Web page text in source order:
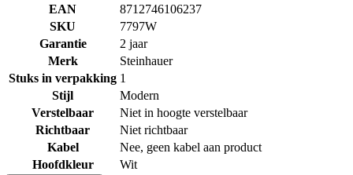
EAN
8712746106237
SKU
7797W
Garantie
2 jaar
Merk
Steinhauer
Stuks in verpakking 1
Stijl
Modern
Verstelbaar
Niet in hoogte verstelbaar
Richtbaar
Niet richtbaar
Kabel
Nee, geen kabel aan product
Hoofdkleur
Wit